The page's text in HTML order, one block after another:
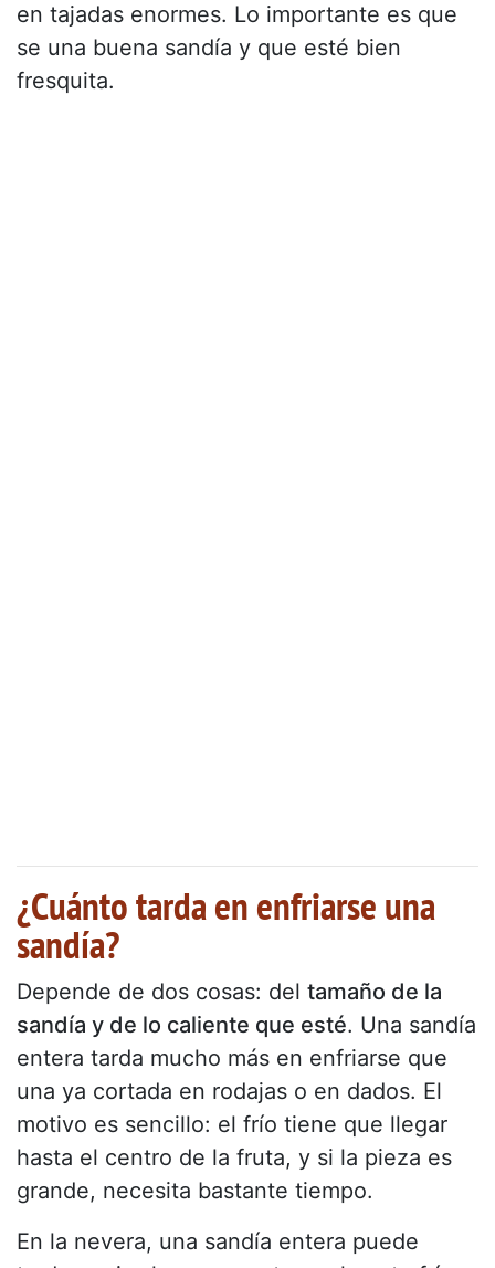
en tajadas enormes. Lo importante es que
se una buena sandía y que esté bien
fresquita.
¿Cuánto tarda en enfriarse una
sandía?
Depende de dos cosas: del tamaño de la
sandía y de lo caliente que esté. Una sandía
entera tarda mucho más en enfriarse que
una ya cortada en rodajas o en dados. El
motivo es sencillo: el frío tiene que llegar
hasta el centro de la fruta, y si la pieza es
grande, necesita bastante tiempo.
En la nevera, una sandía entera puede